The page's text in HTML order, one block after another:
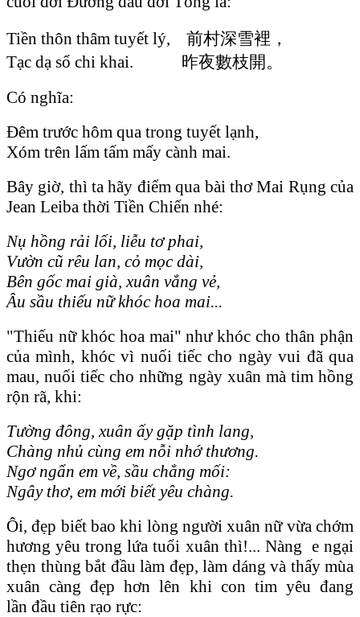
Tiền thôn thâm tuyết lý, 前村深雪裡，
Tạc dạ sổ chi khai. 昨夜數枝開。
Có nghĩa:
Đêm trước hôm qua trong tuyết lạnh,
Xóm trên lấm tấm mấy cành mai.
Bây giờ, thì ta hãy điểm qua bài thơ Mai Rụng của
Jean Leiba thời Tiền Chiến nhé:
Nụ hồng rải lối, liễu tơ phai,
Vườn cũ rêu lan, cỏ mọc dài,
Bên gốc mai già, xuân vắng vẻ,
Âu sầu thiếu nữ khóc hoa mai...
"Thiếu nữ khóc hoa mai" như khóc cho thân phận
của mình, khóc vì nuối tiếc cho ngày vui đã qua
mau, nuối tiếc cho những ngày xuân mà tim hồng
rộn rã, khi:
Tường đông, xuân ấy gặp tình lang,
Chàng nhủ cùng em nỗi nhớ thương.
Ngơ ngẩn em về, sầu chẳng mối:
Ngây thơ, em mới biết yêu chàng.
Ôi, đẹp biết bao khi lòng người xuân nữ vừa chớm
hương yêu trong lứa tuổi xuân thì!... Nàng e ngại
thẹn thùng bắt đầu làm đẹp, làm dáng và thấy mùa
xuân càng đẹp hơn lên khi con tim yêu đang
lần đầu tiên rạo rực: